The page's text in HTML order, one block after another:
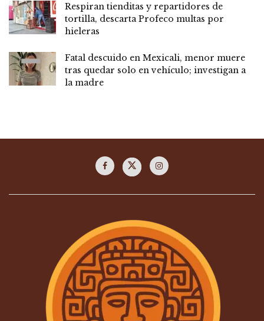
Respiran tienditas y repartidores de
tortilla, descarta Profeco multas por
hieleras
Fatal descuido en Mexicali, menor muere
tras quedar solo en vehículo; investigan a
la madre